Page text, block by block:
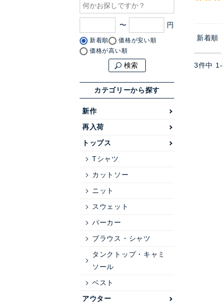
〜
新着順
価格が安い順
価格が高い順
検索
カテゴリーから探す
新作
再入荷
トップス
Tシャツ
カットソー
ニット
スウェット
パーカー
ブラウス・シャツ
タンクトップ・キャミ
ソール
ベスト
アウター
新着順
3件中 1 -